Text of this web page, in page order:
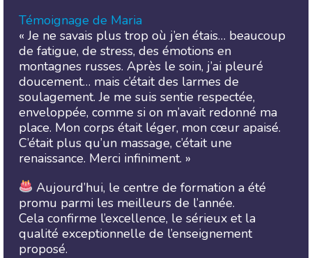
Témoignage de Maria
« Je ne savais plus trop où j’en étais… beaucoup
de fatigue, de stress, des émotions en
montagnes russes. Après le soin, j’ai pleuré
doucement… mais c’était des larmes de
soulagement. Je me suis sentie respectée,
enveloppée, comme si on m’avait redonné ma
place. Mon corps était léger, mon cœur apaisé.
C’était plus qu’un massage, c’était une
renaissance. Merci infiniment. »
Aujourd’hui, le centre de formation a été
promu parmi les meilleurs de l’année.
Cela confirme l’excellence, le sérieux et la
qualité exceptionnelle de l’enseignement
proposé.